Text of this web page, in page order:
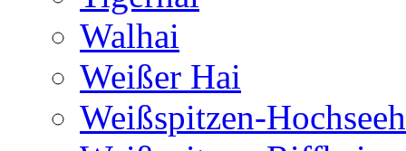
Walhai
Weißer Hai
Weißspitzen-